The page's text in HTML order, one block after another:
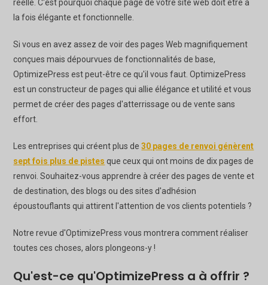
réelle. C'est pourquoi chaque page de votre site web doit être à
la fois élégante et fonctionnelle.
Si vous en avez assez de voir des pages Web magnifiquement
conçues mais dépourvues de fonctionnalités de base,
OptimizePress est peut-être ce qu'il vous faut. OptimizePress
est un constructeur de pages qui allie élégance et utilité et vous
permet de créer des pages d'atterrissage ou de vente sans
effort.
Les entreprises qui créent plus de30 pages de renvoi génèrent
sept fois plus de pistes que ceux qui ont moins de dix pages de
renvoi. Souhaitez-vous apprendre à créer des pages de vente et
de destination, des blogs ou des sites d'adhésion
époustouflants qui attirent l'attention de vos clients potentiels ?
Notre revue d'OptimizePress vous montrera comment réaliser
toutes ces choses, alors plongeons-y !
Qu'est-ce qu'OptimizePress a à offrir ?